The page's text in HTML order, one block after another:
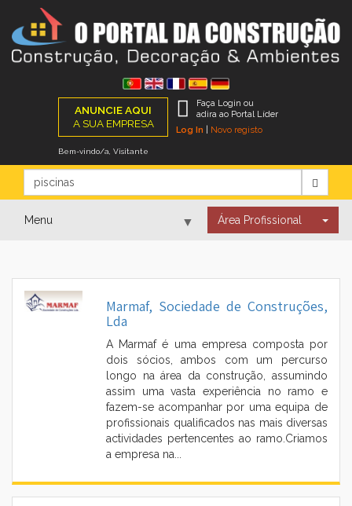
ANUNCIE AQUI
A SUA EMPRESA
Faça Login ou
adira ao Portal Líder
Log In
Novo registo
Bem-vindo/a, Visitante
Menu ▼
▼
▼
Área Profissional
Marmaf, Sociedade de Construções,
Lda
A Marmaf é uma empresa composta por
dois sócios, ambos com um percurso
longo na área da construção, assumindo
assim uma vasta experiência no ramo e
fazem-se acompanhar por uma equipa de
profissionais qualificados nas mais diversas
actividades pertencentes ao ramo.Criamos
a empresa na...